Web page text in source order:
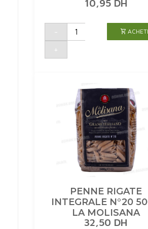
10,95 DH
-
quantité
PENNE
+
PENNE RIGATE
INTEGRALE N°20
LA MOLISANA
32,50 DH